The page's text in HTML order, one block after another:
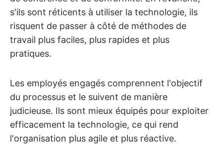
s'ils sont réticents à utiliser la technologie, ils
risquent de passer à côté de méthodes de
travail plus faciles, plus rapides et plus
pratiques.
Les employés engagés comprennent l'objectif
du processus et le suivent de manière
judicieuse. Ils sont mieux équipés pour exploiter
efficacement la technologie, ce qui rend
l'organisation plus agile et plus réactive.